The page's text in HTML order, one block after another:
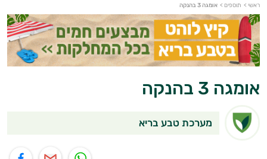
ראשי > תוספים > אומגה 3 בהנקה
אומגה 3 בהנקה
מערכת טבע בריא